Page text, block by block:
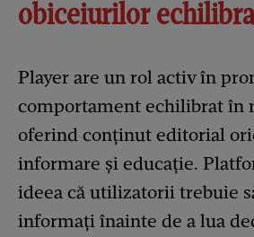
obiceiurilor
Player are un rol activ în
comportament echilibrat în
oferind conținut editorial
informare și educație.
ideea că utilizatorii trebuie
informați înainte de a lua